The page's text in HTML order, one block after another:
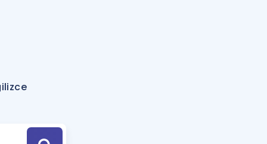
Hesaplama Aracı
için Öneriler
Tek Takvimde